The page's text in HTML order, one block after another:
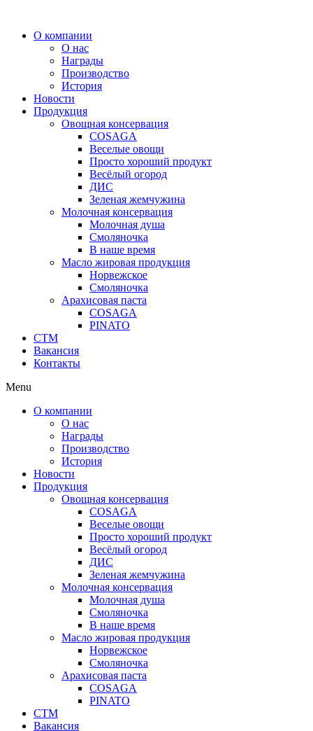
содержимому
О компании
О нас
Награды
Производство
История
Новости
Продукция
Овощная консервация
COSAGA
Веселые овощи
Просто хороший продукт
Весёлый огород
ДИС
Зеленая жемчужина
Молочная консервация
Молочная душа
Смоляночка
В наше время
Масло жировая продукция
Норвежское
Смоляночка
Арахисовая паста
COSAGA
PINATO
СТМ
Вакансия
Контакты
Menu
О компании
О нас
Награды
Производство
История
Новости
Продукция
Овощная консервация
COSAGA
Веселые овощи
Просто хороший продукт
Весёлый огород
ДИС
Зеленая жемчужина
Молочная консервация
Молочная душа
Смоляночка
В наше время
Масло жировая продукция
Норвежское
Смоляночка
Арахисовая паста
COSAGA
PINATO
СТМ
Вакансия